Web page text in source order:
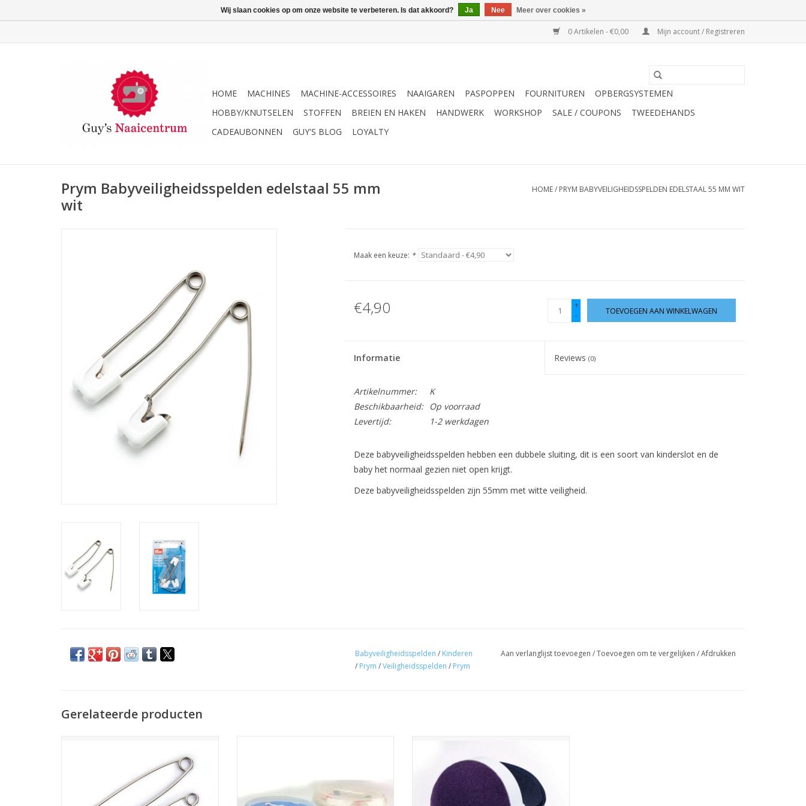
0 Artikelen - €0,00 Mijn account / Registreren
HOME MACHINES MACHINE-ACCESSOIRES NAAIGAREN PASPOPPEN FOURNITUREN
OPBERGSYSTEMEN
HOBBY/KNUTSELEN
STOFFEN BREIEN EN HAKEN HANDWERK WORKSHOP SALE / COUPONS
TWEEDEHANDS
CADEAUBONNEN
GUY'S BLOG LOYALTY
Prym Babyveiligheidsspelden edelstaal 55 mm
wit
HOME/ PRYM BABYVEILIGHEIDSSPELDEN EDELSTAAL 55 MM WIT
Maak een keuze: *
€4,90
+
-
TOEVOEGEN AAN WINKELWAGEN
Informatie Reviews(0)
Artikelnummer:
K
Beschikbaarheid:
Op voorraad
Levertijd:
1-2 werkdagen
Deze babyveiligheidsspelden hebben een dubbele sluiting, dit is een soort van kinderslot en de
baby het normaal gezien niet open krijgt.
Deze babyveiligheidsspelden zijn 55mm met witte veiligheid.
Babyveiligheidsspelden / Kinderen
/ Prym /Veiligheidsspelden / Prym
Aan verlanglijst toevoegen /Toevoegen om te vergelijken /Afdrukken
Gerelateerde producten
TOEVOEGEN AAN WINKELWAGEN
TOEVOEGEN AAN WINKELWAGEN
Wij slaan cookies op om onze website te verbeteren. Is dat akkoord? Ja Nee Meer over cookies »